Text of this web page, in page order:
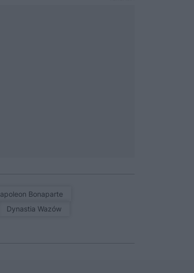
Napoleon Bonaparte
Dynastia Wazów